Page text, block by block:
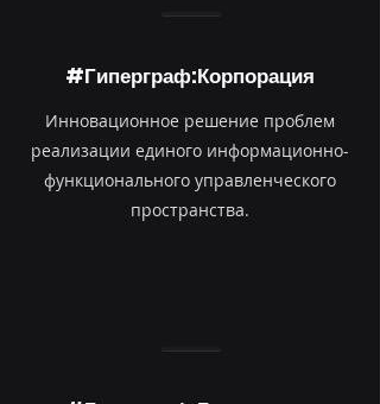
#Гиперграф:Корпорация
Инновационное решение проблем
реализации единого информационно-
функционального управленческого
пространства.